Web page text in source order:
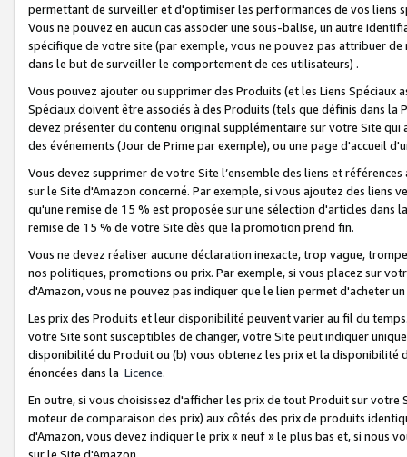
permettant de surveiller et d'optimiser les performances de vos liens
Vous ne pouvez en aucun cas associer une sous-balise, un autre
spécifique de votre site (par exemple, vous ne pouvez pas attribuer
dans le but de surveiller le comportement de ces utilisateurs) .
Vous pouvez ajouter ou supprimer des Produits (et les Liens
Spéciaux doivent être associés à des Produits (tels que définis dans
devez présenter du contenu original supplémentaire sur votre Site qui
des événements (Jour de Prime par exemple), ou une page d'accueil
Vous devez supprimer de votre Site l’ensemble des liens et
sur le Site d'Amazon concerné. Par exemple, si vous ajoutez des
qu'une remise de 15 % est proposée sur une sélection d'articles
remise de 15 % de votre Site dès que la promotion prend fin.
Vous ne devez réaliser aucune déclaration inexacte, trop vague,
nos politiques, promotions ou prix. Par exemple, si vous placez sur
d'Amazon, vous ne pouvez pas indiquer que le lien permet d'acheter
Les prix des Produits et leur disponibilité peuvent varier au fil du
votre Site sont susceptibles de changer, votre Site peut indiquer
disponibilité du Produit ou (b) vous obtenez les prix et la disponibilité
énoncées dans la Licence.
En outre, si vous choisissez d'afficher les prix de tout Produit sur
moteur de comparaison des prix) aux côtés des prix de produits
d'Amazon, vous devez indiquer le prix « neuf » le plus bas et, si nous
sur le Site d'Amazon.